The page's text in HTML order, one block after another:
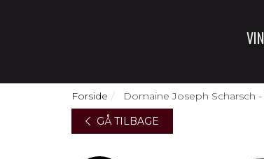
Forside
Domaine Joseph Scharsch
GÅ TILBAGE